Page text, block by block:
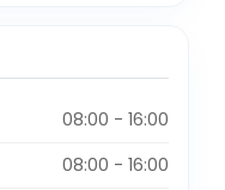
08:00 - 16:00
08:00 - 16:00